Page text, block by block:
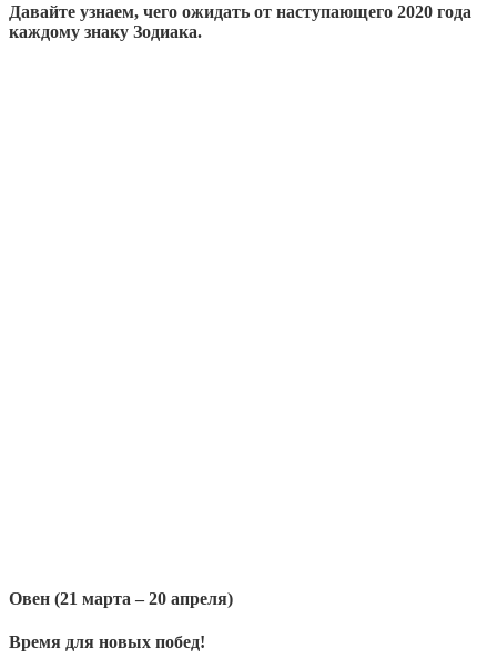
Давайте узнаем, чего ожидать от наступающего 2020 года
каждому знаку Зодиака.
Овен (21 марта – 20 апреля)
Время для новых побед!